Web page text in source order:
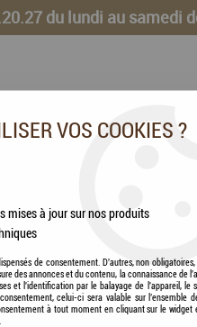
du lundi au samedi
ANIMAUX DE LA FERME
VOS COOKIES ?
mises à jour sur nos produits
de consentement. D'autres, non
des annonces et du contenu, la connaissance de
et l'identification par le balayage de l'appareil, le
celui-ci sera valable sur l’ensemble
à tout moment en cliquant sur le widget